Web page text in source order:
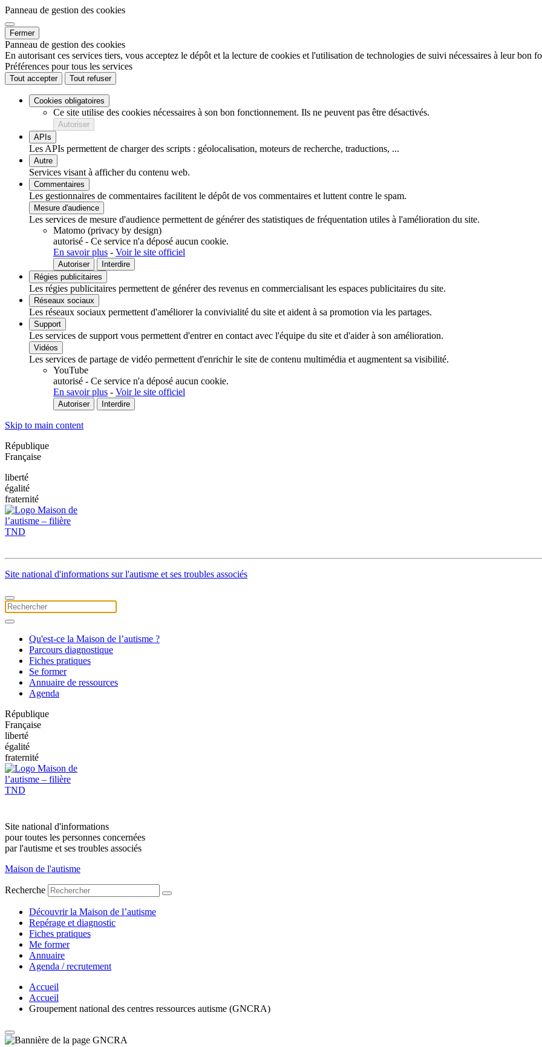
Panneau de gestion des cookies
Fermer
Panneau de gestion des cookies
En autorisant ces services tiers, vous acceptez le dépôt et la lecture de cookies et l'utilisation de technologies de suivi nécessaires à leur bon
Préférences pour tous les services
Tout accepter Tout refuser
Cookies obligatoires
Ce site utilise des cookies nécessaires à son bon fonctionnement. Ils ne peuvent pas être désactivés.
Autoriser
APIs
Les APIs permettent de charger des scripts : géolocalisation, moteurs de recherche, traductions, ...
Autre
Services visant à afficher du contenu web.
Commentaires
Les gestionnaires de commentaires facilitent le dépôt de vos commentaires et luttent contre le spam.
Mesure d'audience
Les services de mesure d'audience permettent de générer des statistiques de fréquentation utiles à l'amélioration du site.
Matomo (privacy by design)
autorisé - Ce service n'a déposé aucun cookie.
En savoir plus - Voir le site officiel
Autoriser
Interdire
Régies publicitaires
Les régies publicitaires permettent de générer des revenus en commercialisant les espaces publicitaires du site.
Réseaux sociaux
Les réseaux sociaux permettent d'améliorer la convivialité du site et aident à sa promotion via les partages.
Support
Les services de support vous permettent d'entrer en contact avec l'équipe du site et d'aider à son amélioration.
Vidéos
Les services de partage de vidéo permettent d'enrichir le site de contenu multimédia et augmentent sa visibilité.
YouTube
autorisé - Ce service n'a déposé aucun cookie.
En savoir plus - Voir le site officiel
Autoriser Interdire
Skip to main content
République
Française
liberté
égalité
fraternité
Site national d'informations sur l'autisme et ses troubles associés
Qu'est-ce la Maison de l’autisme ?
Parcours diagnostique
Fiches pratiques
Se former
Annuaire de ressources
Agenda
République
Française
liberté
égalité
fraternité
Site national d'informations
pour toutes les personnes concernées
par l'autisme et ses troubles associés
Maison de l'autisme
Recherche
Découvrir la Maison de l’autisme
Repérage et diagnostic
Fiches pratiques
Me former
Annuaire
Agenda / recrutement
Accueil
Accueil
Groupement national des centres ressources autisme (GNCRA)